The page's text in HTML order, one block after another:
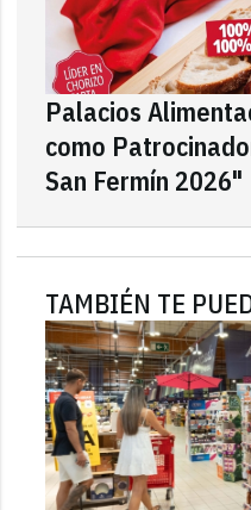
Palacios
como
San Fermín 2026"
TAMBIÉN TE